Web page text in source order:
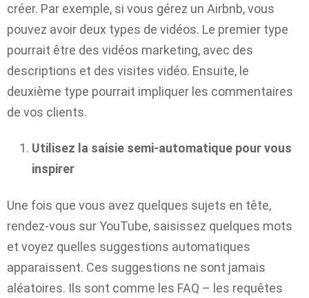
créer. Par exemple, si vous gérez un Airbnb, vous
pouvez avoir deux types de vidéos. Le premier type
pourrait être des vidéos marketing, avec des
descriptions et des visites vidéo. Ensuite, le
deuxième type pourrait impliquer les commentaires
de vos clients.
Utilisez la saisie semi-automatique pour vous
inspirer
Une fois que vous avez quelques sujets en tête,
rendez-vous sur YouTube, saisissez quelques mots
et voyez quelles suggestions automatiques
apparaissent. Ces suggestions ne sont jamais
aléatoires. Ils sont comme les FAQ – les requêtes